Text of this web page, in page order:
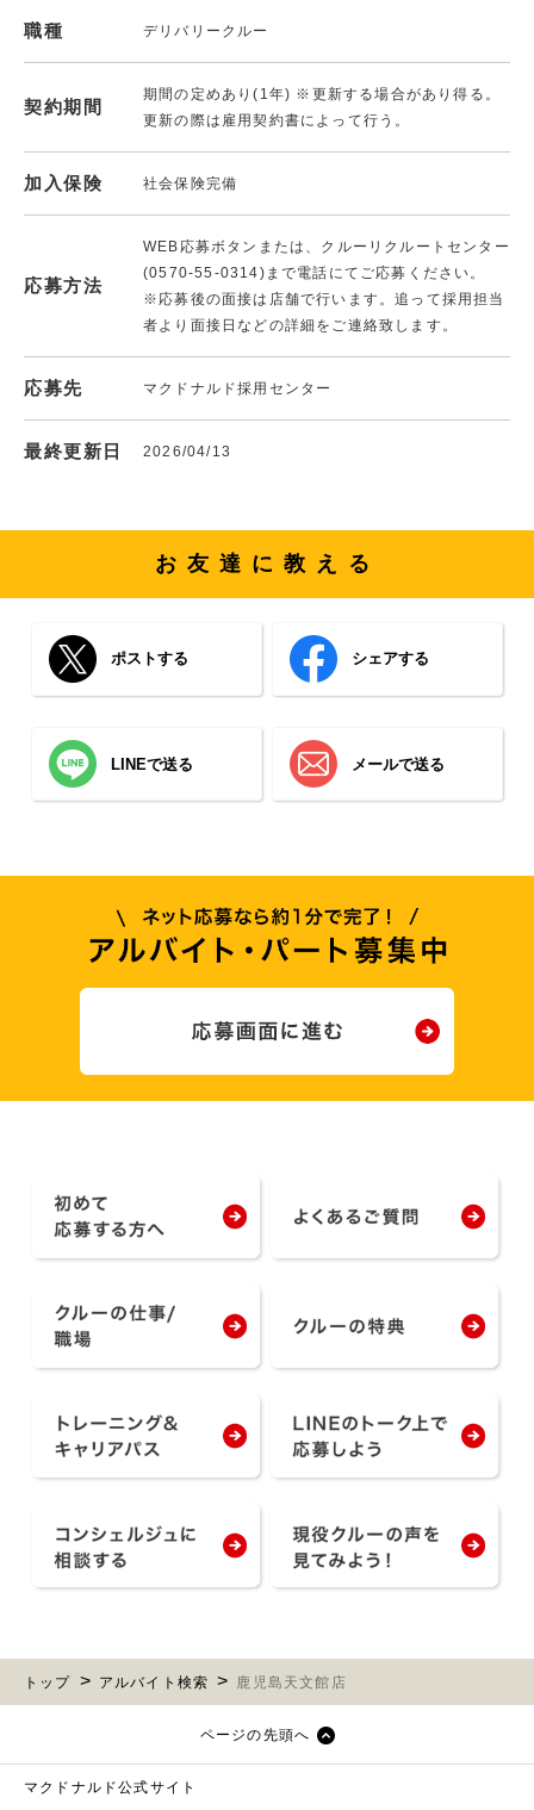
職種 デリバリークルー
契約期間
期間の定めあり(1年) ※更新する場合があり得る。
更新の際は雇用契約書によって行う。
加入保険 社会保険完備
応募方法
WEB応募ボタンまたは、クルーリクルートセンター
(0570-55-0314)まで電話にてご応募ください。
※応募後の面接は店舗で行います。追って採用担当
者より面接日などの詳細をご連絡致します。
応募先 マクドナルド採用センター
最終更新日 2026/04/13
お友達に教える
ポストする シェアする
LINEで送る メールで送る
トップ アルバイト検索 鹿児島天文館店
ページの先頭へ
マクドナルド公式サイト